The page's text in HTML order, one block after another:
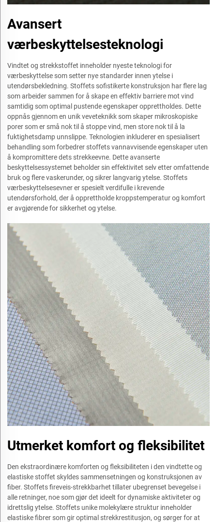
Avansert
værbeskyttelsesteknologi
Vindtet og strekkstoffet inneholder nyeste teknologi for
værbeskyttelse som setter nye standarder innen ytelse i
utendørsbekledning. Stoffets sofistikerte konstruksjon har flere lag
som arbeider sammen for å skape en effektiv barriere mot vind
samtidig som optimal pustende egenskaper opprettholdes. Dette
oppnås gjennom en unik veveteknikk som skaper mikroskopiske
porer som er små nok til å stoppe vind, men store nok til å la
fuktighetsdamp unnslippe. Teknologien inkluderer en spesialisert
behandling som forbedrer stoffets vannavvisende egenskaper uten
å kompromittere dets strekkeevne. Dette avanserte
beskyttelsessystemet beholder sin effektivitet selv etter omfattende
bruk og flere vaskerunder, og sikrer langvarig ytelse. Stoffets
værbeskyttelsesevner er spesielt verdifulle i krevende
utendørsforhold, der å opprettholde kroppstemperatur og komfort
er avgjørende for sikkerhet og ytelse.
Utmerket komfort og fleksibilitet
Den ekstraordinære komforten og fleksibiliteten i den vindtette og
elastiske stoffet skyldes sammensetningen og konstruksjonen av
fiber. Stoffets fireveis-strekkbarhet tillater ubegrenset bevegelse i
alle retninger, noe som gjør det ideelt for dynamiske aktiviteter og
idrettslig ytelse. Stoffets unike molekylære struktur inneholder
elastiske fibrer som gir optimal strekkrestitusjon, og sørger for at